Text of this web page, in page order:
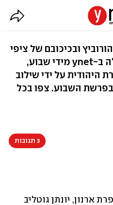
פרקי "להתחיל
ובכיכובם של ציפי
שביט ומולי שולמן, שעולה ב-ynet מידי שבוע,
היהודית על ידי שילוב
בפרשת השבוע. צפו בכל
3 תגובות